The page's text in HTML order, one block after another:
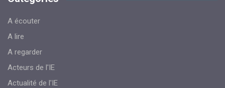
A écouter
A lire
A regarder
Acteurs de l'IE
Actualité de l'IE